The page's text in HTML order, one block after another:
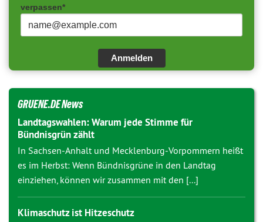
verpassen*
Anmelden
GRUENE.DE News
Landtagswahlen: Warum jede Stimme für
Bündnisgrün zählt
In Sachsen-Anhalt und Mecklenburg-Vorpommern heißt
es im Herbst: Wenn Bündnisgrüne in den Landtag
einziehen, können wir zusammen mit den [...]
Klimaschutz ist Hitzeschutz